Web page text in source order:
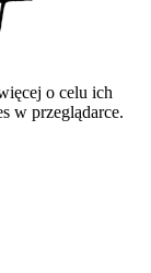
o celu ich
w przeglądarce.